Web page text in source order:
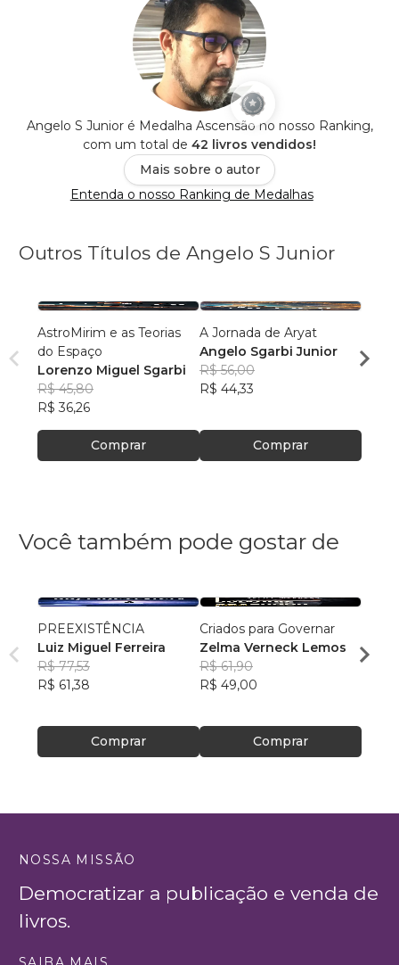
Angelo S Junior é Medalha Ascensão no nosso Ranking,
com um total de 42 livros vendidos!
Mais sobre o autor
Entenda o nosso Ranking de Medalhas
Outros Títulos de Angelo S Junior
AstroMirim e as Teorias
do Espaço
Lorenzo Miguel Sgarbi
R$ 45,80
R$ 36,26
Comprar
A Jornada de Aryat
Angelo Sgarbi Junior
R$ 56,00
R$ 44,33
Comprar
R$
Você também pode gostar de
PREEXISTÊNCIA
Luiz Miguel Ferreira
R$ 77,53
R$ 61,38
Comprar
Criados para Governar
Zelma Verneck Lemos
R$ 61,90
R$ 49,00
Comprar
R$
NOSSA MISSÃO
Democratizar a publicação e venda de
livros.